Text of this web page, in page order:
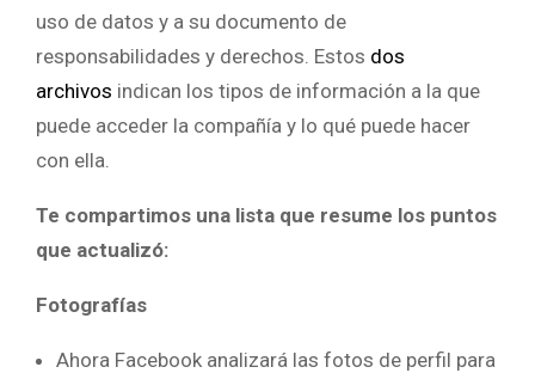
uso de datos y a su documento de
responsabilidades y derechos. Estos dos
archivos indican los tipos de información a la que
puede acceder la compañía y lo qué puede hacer
con ella.
Te compartimos una lista que resume los puntos
que actualizó:
Fotografías
Ahora Facebook analizará las fotos de perfil para